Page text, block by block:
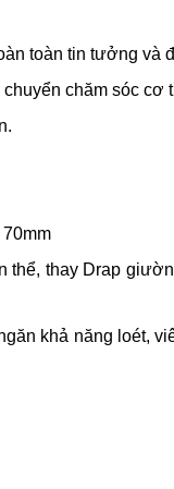
toàn tin tưởng và
chăm sóc cơ
thay Drap
khả năng loét,